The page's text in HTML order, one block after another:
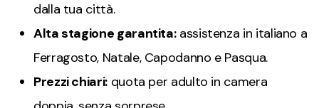
dalla tua città.
Alta stagione garantita:assistenza in italiano a
Ferragosto, Natale, Capodanno e Pasqua.
Prezzi chiari:quota per adulto in camera